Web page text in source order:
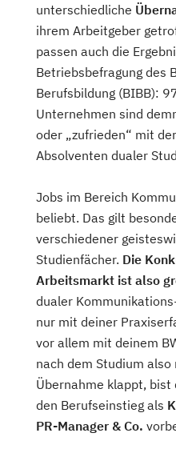
unterschiedliche
ihrem Arbeitgeber
passen auch die
Betriebsbefragung des
Berufsbildung (BIBB):
Unternehmen sind
oder „zufrieden“ mit
Absolventen dualer
Jobs im Bereich
beliebt. Das gilt
verschiedener
Studienfächer. Die
Arbeitsmarkt ist also
dualer
nur mit deiner
vor allem mit deinem
nach dem Studium
Übernahme klappt,
den Berufseinstieg als
PR-Manager & Co.